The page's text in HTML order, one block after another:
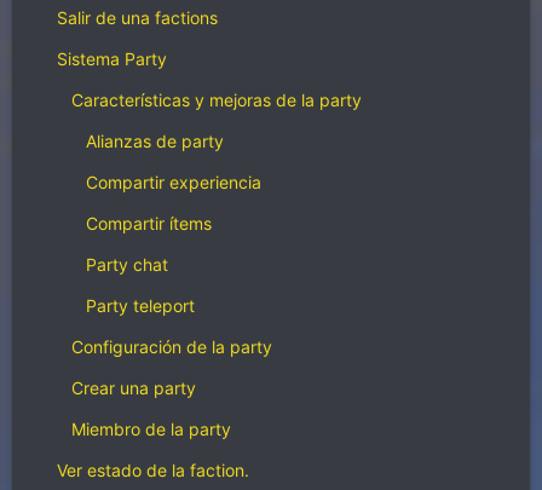
Salir de una factions
Sistema Party
Características y mejoras de la party
Alianzas de party
Compartir experiencia
Compartir ítems
Party chat
Party teleport
Configuración de la party
Crear una party
Miembro de la party
Ver estado de la faction.